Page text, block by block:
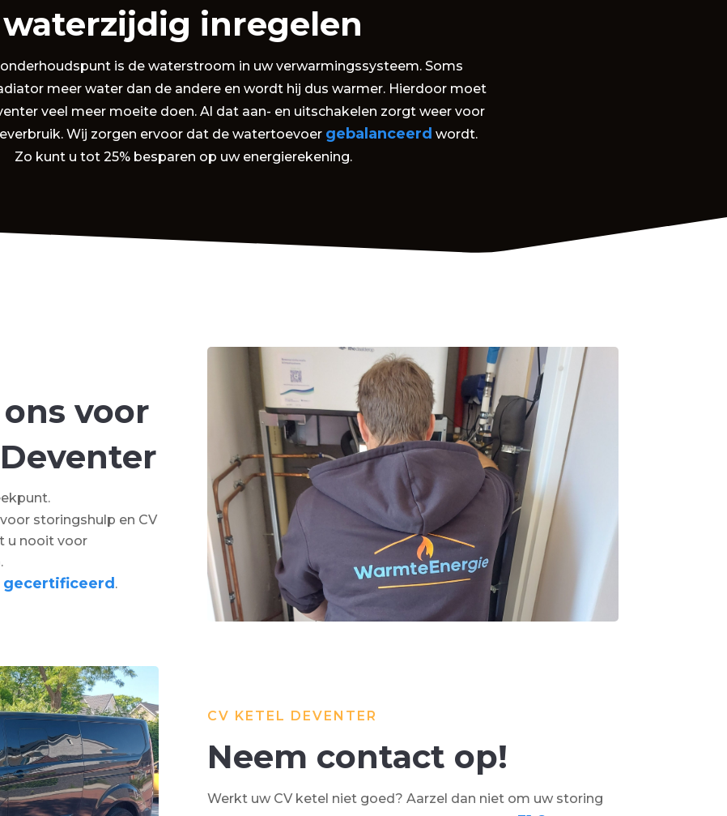
waterzijdig inregelen
is de waterstroom in uw verwarmingssysteem. Soms
meer water dan de andere en wordt hij dus warmer. Hierdoor moet
veel meer moeite doen. Al dat aan- en uitschakelen zorgt weer voor
Wij zorgen ervoor dat de watertoevoer gebalanceerd wordt.
Zo kunt u tot 25% besparen op uw energierekening.
voor
voor storingshulp en CV
u nooit voor
gecertificeerd .
CV KETEL DEVENTER
Neem contact op!
Werkt uw CV ketel niet goed? Aarzel dan niet om uw storing